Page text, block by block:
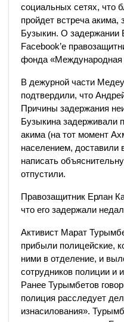
социальных сетях, что
пройдет встреча акима,
Бузыкин. О задержании
Facebook’е
фонда «Международная
В дежурной части
подтвердили, что
Причины задержания
Бузыкина задерживали
акима (на тот момент
населением, доставили
написать
отпустили.
Правозащитник Ерлан
что его задержали
Активист Марат
прибыли полицейские,
ними в отделение, и
сотрудников полиции и
Ранее Турымбетов
полиция расследует
изнасилования».